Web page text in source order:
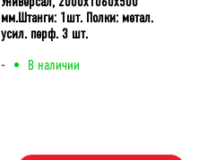
- В наличии
мм.Штанги: 1шт. Полки: метал.
усил. перф. 3 шт.